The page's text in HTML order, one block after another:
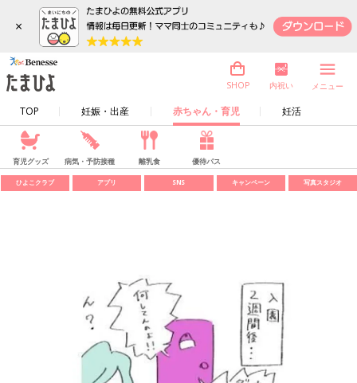
×
TOP 妊娠・出産 赤ちゃん・育児 妊活
SHOP 内祝い メニュー
育児グッズ 病気・予防接種 離乳食 優待パス
ひよこクラブ アプリ SNS キャンペーン 写真スタジオ